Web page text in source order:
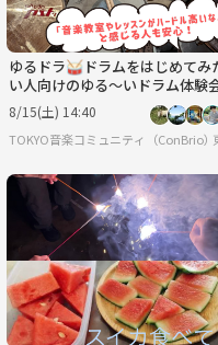
ゆるドラ🥁ドラムをはじめてみ
い人向けのゆる～いドラム体験
🔰🎵＠吉祥寺
8/15(土) 14:40
TOKYO音楽コミュニティ（ConBrio）